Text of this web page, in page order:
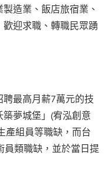
造業、飯店旅宿業、
迎求職、轉職民眾踴
最高月薪7萬元的技
夢城堡」(宥泓創意
產組員等職缺，而台
員類職缺，並於當日提